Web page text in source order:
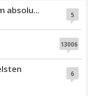
5
absolu...
13006
6